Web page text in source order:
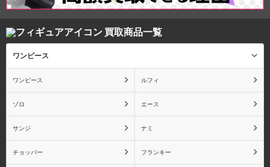
ロビン
トラファルガー・ロー
買取商品一覧
ワンピース
ワンピース ルフィ
ゾロ エース
サンジ ナミ
チョッパー フランキー